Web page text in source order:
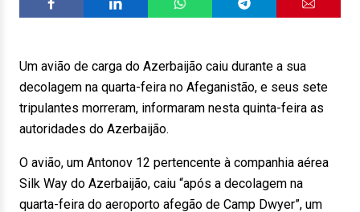
Um avião de carga do Azerbaijão caiu durante a sua
decolagem na quarta-feira no Afeganistão, e seus sete
tripulantes morreram, informaram nesta quinta-feira as
autoridades do Azerbaijão.
O avião, um Antonov 12 pertencente à companhia aérea
Silk Way do Azerbaijão, caiu “após a decolagem na
quarta-feira do aeroporto afegão de Camp Dwyer”, um